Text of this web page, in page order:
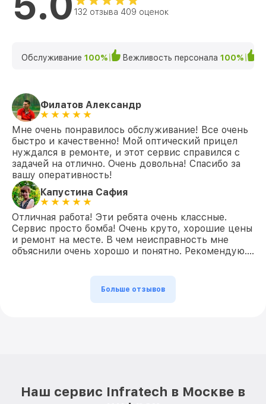
132 отзыва 409 оценок
Обслуживание 100% Вежливость персонала 100%
Филатов Александр
Мне очень понравилось обслуживание! Все очень
быстро и качественно! Мой оптический прицел
нуждался в ремонте, и этот сервис справился с
задачей на отлично. Очень довольна! Спасибо за
вашу оперативность!
Капустина Сафия
Отличная работа! Эти ребята очень классные.
Сервис просто бомба! Очень круто, хорошие цены
и ремонт на месте. В чем неисправность мне
объяснили очень хорошо и понятно. Рекомендую….
Больше отзывов
Наш сервис Infratech в Москве в